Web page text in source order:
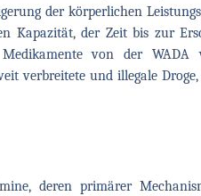
der körperlichen
Kapazität, der Zeit bis zur
von der WADA
verbreitete und illegale
deren primärer